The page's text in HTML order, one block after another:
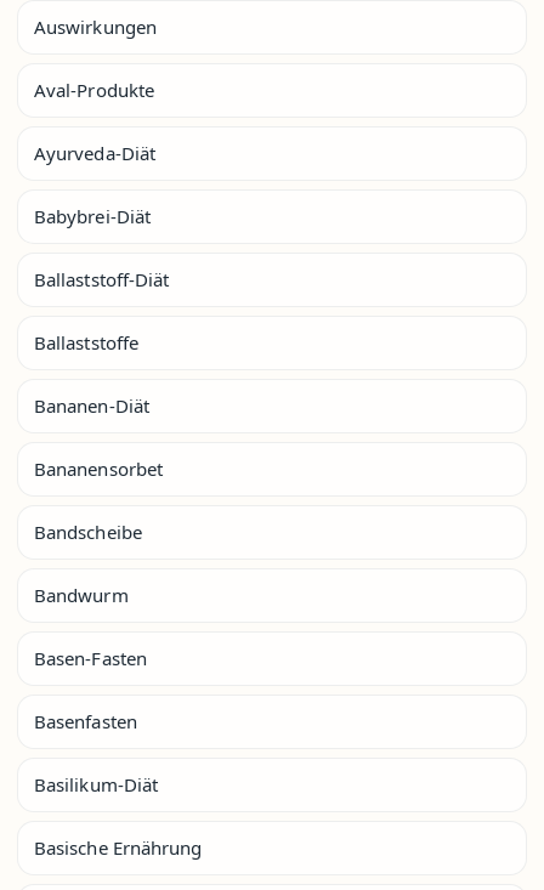
Auswirkungen
Aval-Produkte
Ayurveda-Diät
Babybrei-Diät
Ballaststoff-Diät
Ballaststoffe
Bananen-Diät
Bananensorbet
Bandscheibe
Bandwurm
Basen-Fasten
Basenfasten
Basilikum-Diät
Basische Ernährung